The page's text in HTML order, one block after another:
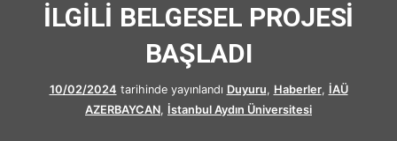
İLGİLİ BELGESEL PROJESİ
BAŞLADI
10/02/2024 tarihinde yayınlandı Duyuru, Haberler, İAÜ
AZERBAYCAN, İstanbul Aydın Üniversitesi